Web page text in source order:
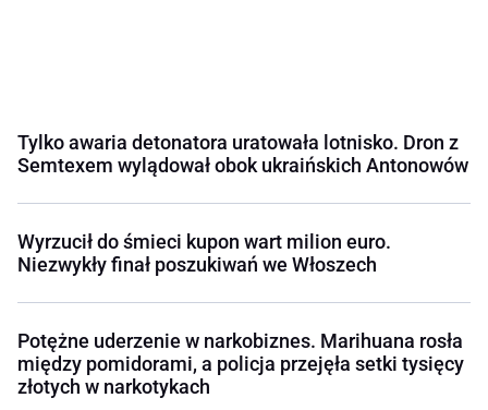
Tylko awaria detonatora uratowała lotnisko. Dron z
Semtexem wylądował obok ukraińskich Antonowów
Wyrzucił do śmieci kupon wart milion euro.
Niezwykły finał poszukiwań we Włoszech
Potężne uderzenie w narkobiznes. Marihuana rosła
między pomidorami, a policja przejęła setki tysięcy
złotych w narkotykach